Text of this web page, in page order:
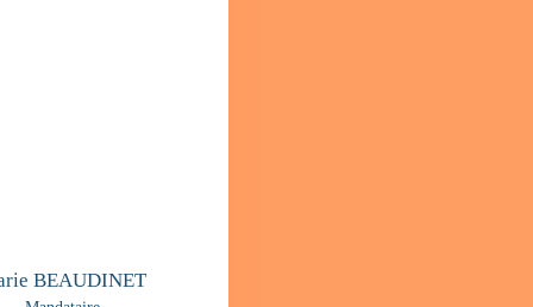
BEAUDINET